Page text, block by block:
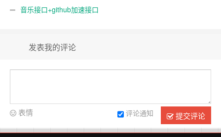
音乐接口+github加速接口
发表我的评论
提交评论
评论通知
表情